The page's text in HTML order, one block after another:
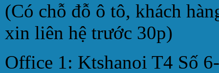
(Có chỗ đỗ ô tô, khách
xin liên hệ trước 30p)
Office 1: Ktshanoi T4 Số